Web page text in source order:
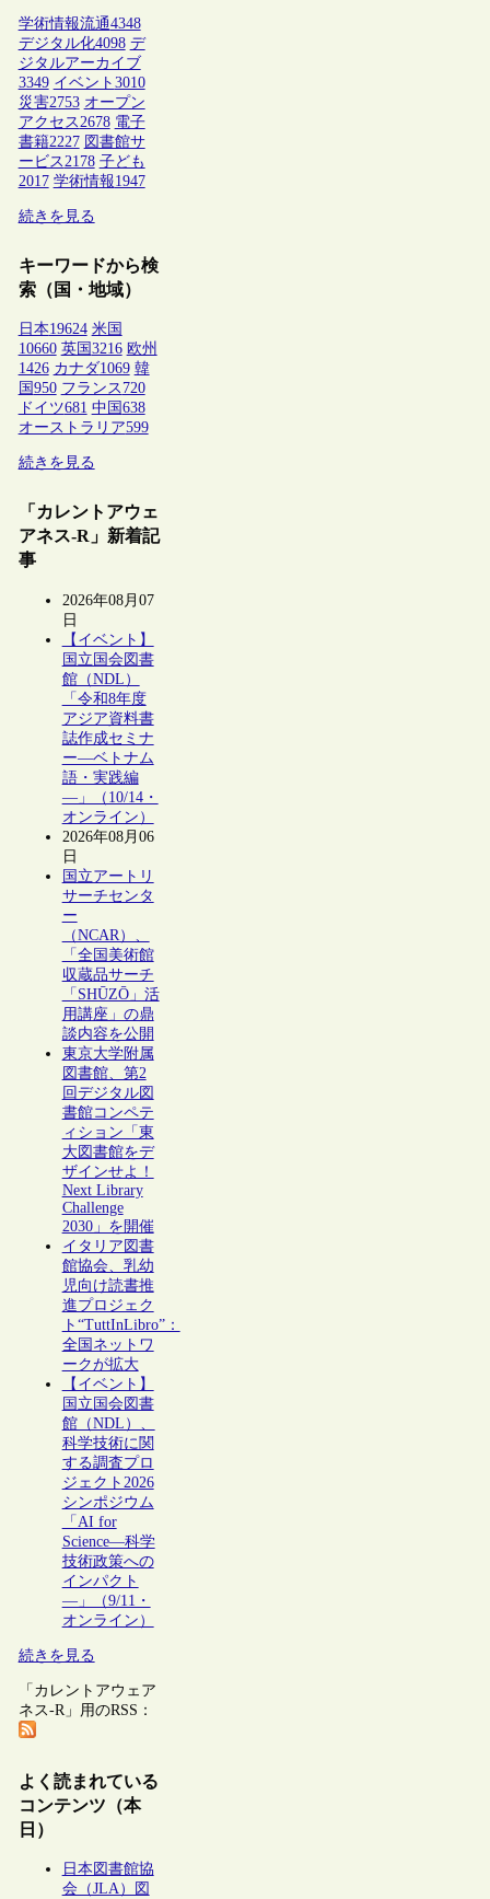
学術情報流通4348
デジタル化4098 デ
ジタルアーカイブ
3349 イベント 3010
災害2753 オープン
アクセス 2678 電子
書籍2227 図書館サ
ービス 2178 子ども
2017 学術情報1947
続きを見る
キーワードから検
索（国・地域）
日本19624 米国
10660 英国 3216 欧州
1426 カナダ1069 韓
国 950 フランス 720
ドイツ681 中国 638
オーストラリア599
続きを見る
「カレントアウェ
アネス-R」新着記
事
2026年08月07
日
【イベント】
国立国会図書
館（NDL）
「令和8年度
アジア資料書
誌作成セミナ
ー―ベトナム
語・実践編
―」（10/14・
オンライン）
2026年08月06
日
国立アートリ
サーチセンタ
ー
（NCAR）、
「全国美術館
収蔵品サーチ
「SHŪZŌ」活
用講座」の鼎
談内容を公開
東京大学附属
図書館、第2
回デジタル図
書館コンペテ
ィション「東
大図書館をデ
ザインせよ！
Next Library
Challenge
2030」を開催
イタリア図書
館協会、乳幼
児向け読書推
進プロジェク
ト“TuttInLibro”：
全国ネットワ
ークが拡大
【イベント】
国立国会図書
館（NDL）、
科学技術に関
する調査プロ
ジェクト2026
シンポジウム
「AI for
Science―科学
技術政策への
インパクト
―」（9/11・
オンライン）
続きを見る
「カレントアウェア
ネス-R」用のRSS：
よく読まれている
コンテンツ（本
日）
日本図書館協
会（JLA）図